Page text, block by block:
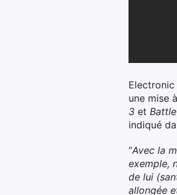
une mise
3 et
indiqué
“Avec la
exemple,
de lui
allongée